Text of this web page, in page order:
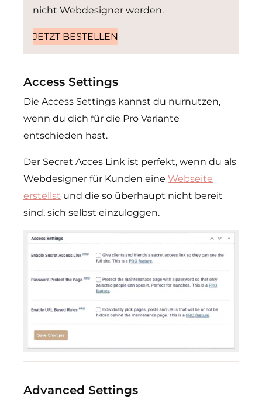
nicht Webdesigner werden.
JETZT BESTELLEN
Access Settings
Die Access Settings kannst du nurnutzen,
wenn du dich für die Pro Variante
entschieden hast.
Der Secret Acces Link ist perfekt, wenn du als
Webdesigner für Kunden eine Webseite
erstellst und die so überhaupt nicht bereit
sind, sich selbst einzuloggen.
Advanced Settings